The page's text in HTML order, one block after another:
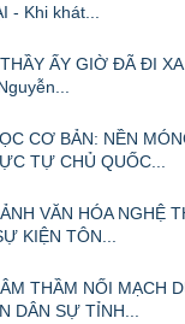
- Khi khát...
ẤY GIỜ ĐÃ ĐI
CƠ BẢN: NỀN
TỰ CHỦ QUỐC...
VĂN HÓA NGHỆ
KIỆN TÔN...
THẦM NỐI MẠCH
DÂN SỰ TỈNH...